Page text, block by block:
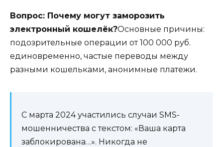
Вопрос: Почему могут заморозить
электронный кошелёк?Основные причины:
подозрительные операции от 100 000 руб.
единовременно, частые переводы между
разными кошельками, анонимные платежи.
С марта 2024 участились случаи SMS-
мошенничества с текстом: «Ваша карта
заблокирована…». Никогда не